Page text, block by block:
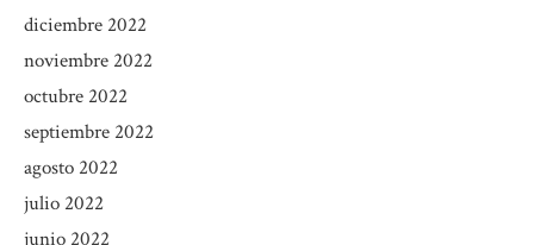
diciembre 2022
noviembre 2022
octubre 2022
septiembre 2022
agosto 2022
julio 2022
junio 2022